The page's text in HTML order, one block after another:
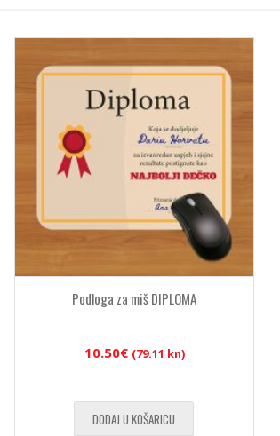
Podloga za miš DIPLOMA
10.50€ (79.11 kn)
DODAJ U KOŠARICU